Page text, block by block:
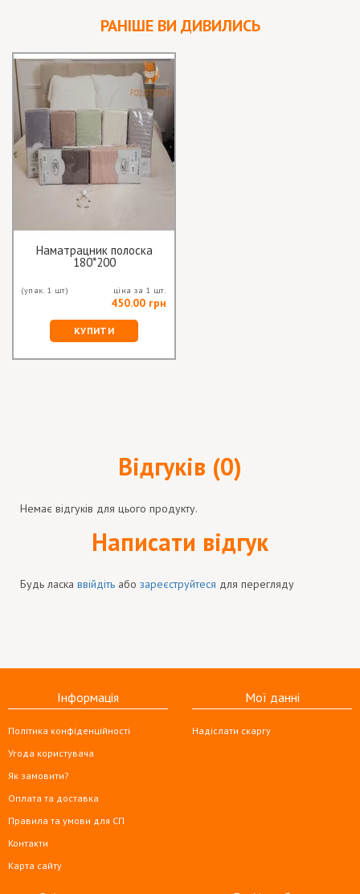
РАНІШЕ ВИ ДИВИЛИСЬ
Наматрацник полоска
180*200
(упак. 1 шт) ціна за 1 шт.
450.00 грн
КУПИТИ
Відгуків (0)
Немає відгуків для цього продукту.
Написати відгук
Будь ласка ввійдіть або зареєструйтеся для перегляду
Інформація
Політика конфіденційності
Угода користувача
Як замовити?
Оплата та доставка
Правила та умови для СП
Контакти
Карта сайту
Мої данні
Надіслати скаргу